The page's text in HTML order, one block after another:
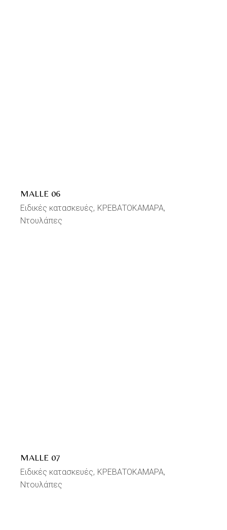
MALLE 06
Ειδικές κατασκευές ΚΡΕΒΑΤΟΚΑΜΑΡΑ
Ντουλάπες
MALLE 07
Ειδικές κατασκευές ΚΡΕΒΑΤΟΚΑΜΑΡΑ
Ντουλάπες